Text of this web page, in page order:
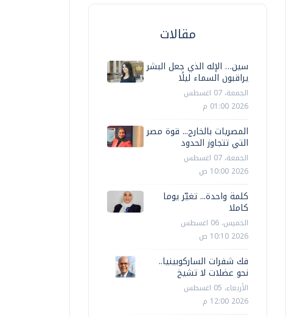
مقالات
سين… الإله الذي جعل البشر
يراقبون السماء ليلًا
الجمعة، 07 اغسطس
2026 01:00 م
المصريات بالخارج... قوة مصر
التي تتجاوز الحدود
الجمعة، 07 اغسطس
2026 10:00 ص
كلمة واحدة... تغيّر يوما
كاملا
الخميس، 06 اغسطس
2026 10:10 ص
فك شفرات الساركوبينيا..
نحو عضلات لا تشيخ
الأربعاء، 05 اغسطس
2026 12:00 م